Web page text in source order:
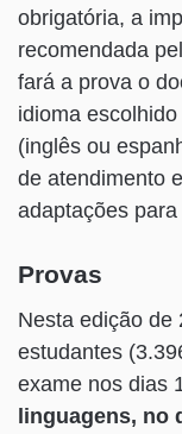
obrigatória, a
recomendada
fará a prova o
idioma
(inglês ou
de atendimento
adaptações
Provas
Nesta edição de
estudantes
exame nos dias
linguagens, no